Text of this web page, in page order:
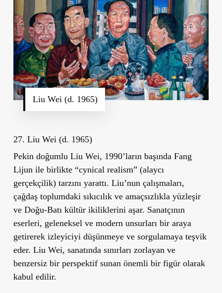
Liu Wei (d. 1965)
27. Liu Wei (d. 1965)
Pekin doğumlu Liu Wei, 1990’ların başında Fang
Lijun ile birlikte “cynical realism” (alaycı
gerçekçilik) tarzını yarattı. Liu’nun çalışmaları,
çağdaş toplumdaki sıkıcılık ve amaçsızlıkla yüzleşir
ve Doğu-Batı kültür ikiliklerini aşar. Sanatçının
eserleri, geleneksel ve modern unsurları bir araya
getirerek izleyiciyi düşünmeye ve sorgulamaya teşvik
eder. Liu Wei, sanatında sınırları zorlayan ve
benzersiz bir perspektif sunan önemli bir figür olarak
kabul edilir.